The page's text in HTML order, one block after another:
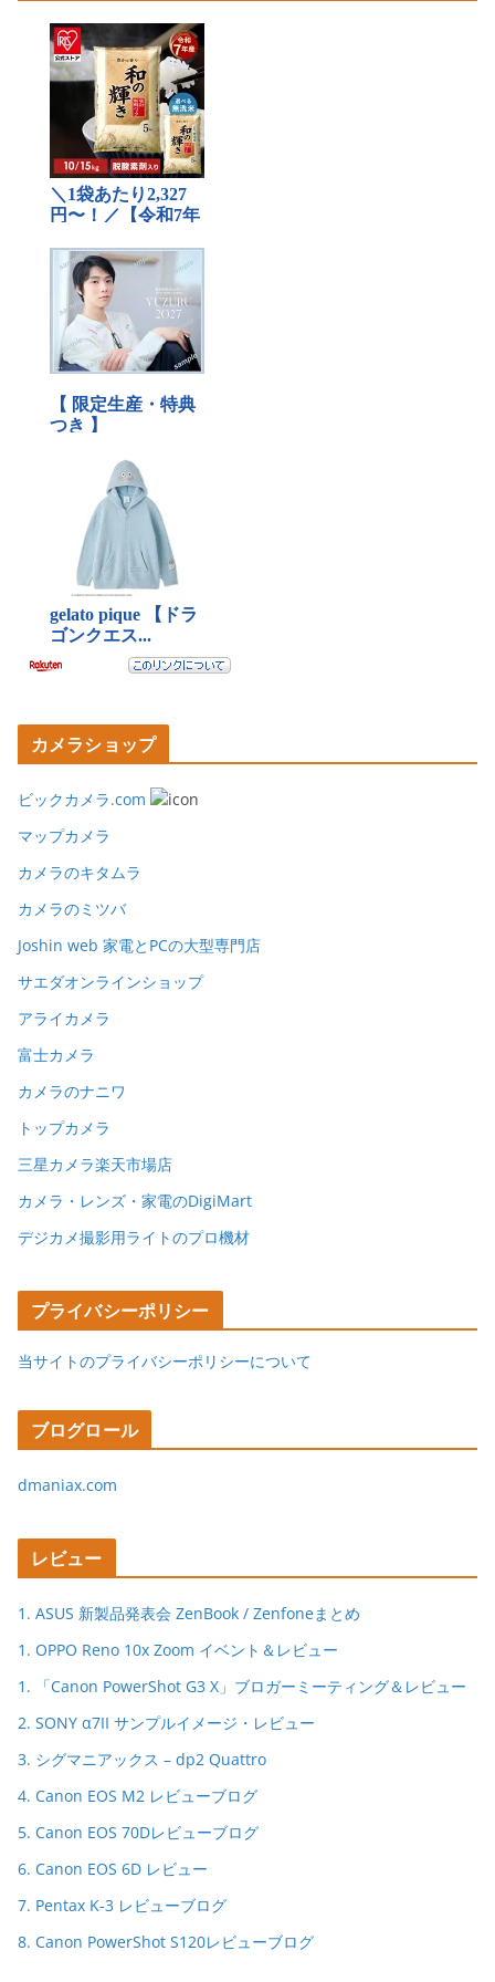
カメラショップ
ビックカメラ.com
マップカメラ
カメラのキタムラ
カメラのミツバ
Joshin web 家電とPCの大型専門店
サエダオンラインショップ
アライカメラ
富士カメラ
カメラのナニワ
トップカメラ
三星カメラ楽天市場店
カメラ・レンズ・家電のDigiMart
デジカメ撮影用ライトのプロ機材
プライバシーポリシー
当サイトのプライバシーポリシーについて
ブログロール
dmaniax.com
レビュー
1. ASUS 新製品発表会 ZenBook / Zenfoneまとめ
1. OPPO Reno 10x Zoom イベント＆レビュー
1. 「Canon PowerShot G3 X」ブロガーミーティング＆レビュー
2. SONY α7II サンプルイメージ・レビュー
3. シグマニアックス – dp2 Quattro
4. Canon EOS M2 レビューブログ
5. Canon EOS 70Dレビューブログ
6. Canon EOS 6D レビュー
7. Pentax K-3 レビューブログ
8. Canon PowerShot S120レビューブログ